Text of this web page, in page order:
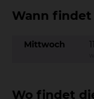
Wann
Mittwoch
Wo findet